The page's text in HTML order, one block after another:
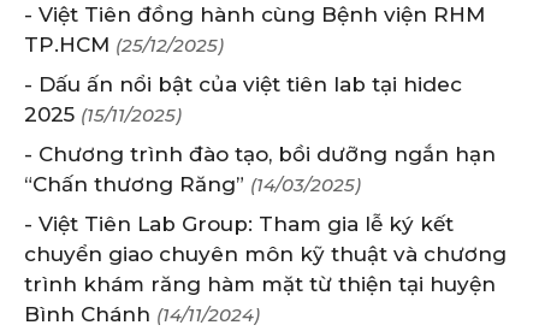
- Việt Tiên đồng hành cùng Bệnh viện RHM
TP.HCM (25/12/2025)
- Dấu ấn nổi bật của việt tiên lab tại hidec
2025 (15/11/2025)
- Chương trình đào tạo, bồi dưỡng ngắn hạn
“Chấn thương Răng” (14/03/2025)
- Việt Tiên Lab Group: Tham gia lễ ký kết
chuyển giao chuyên môn kỹ thuật và chương
trình khám răng hàm mặt từ thiện tại huyện
Bình Chánh (14/11/2024)